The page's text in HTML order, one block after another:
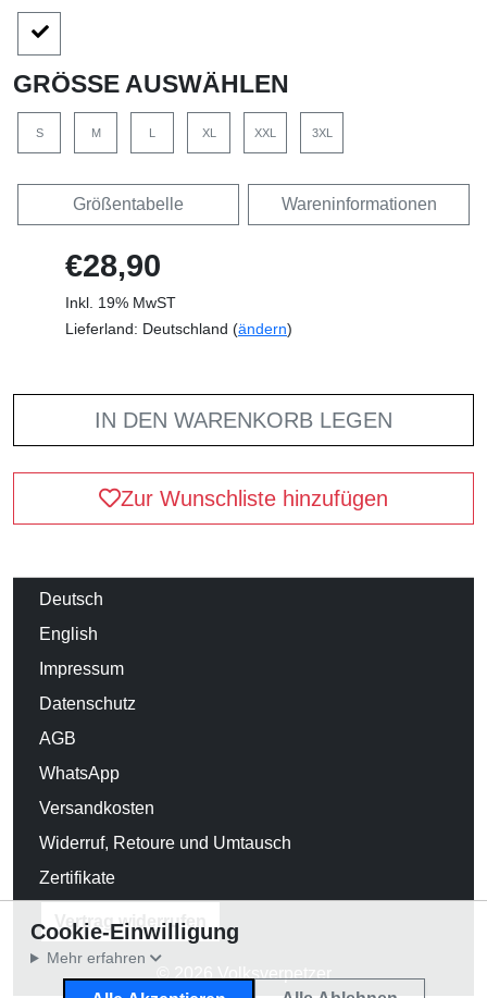
GRÖSSE AUSWÄHLEN
S M XL XXL 3XL
Größentabelle Wareninformationen
€28,90
Inkl. 19% MwST
Lieferland: Deutschland (ändern)
IN DEN WARENKORB LEGEN
Zur Wunschliste hinzufügen
Deutsch
English
Impressum
Datenschutz
AGB
WhatsApp
Versandkosten
Widerruf, Retoure und Umtausch
Zertifikate
Vertrag widerrufen
© 2026 Volksverpetzer
Cookie-Einwilligung
Mehr erfahren